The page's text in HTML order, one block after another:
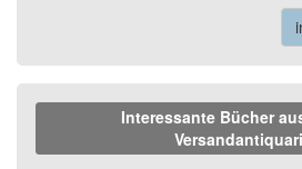
Interessante Bücher